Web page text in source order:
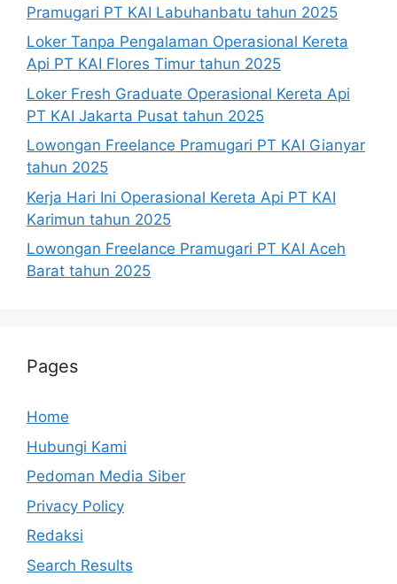
Pramugari PT KAI Labuhanbatu tahun 2025
Loker Tanpa Pengalaman Operasional Kereta
Api PT KAI Flores Timur tahun 2025
Loker Fresh Graduate Operasional Kereta Api
PT KAI Jakarta Pusat tahun 2025
Lowongan Freelance Pramugari PT KAI Gianyar
tahun 2025
Kerja Hari Ini Operasional Kereta Api PT KAI
Karimun tahun 2025
Lowongan Freelance Pramugari PT KAI Aceh
Barat tahun 2025
Pages
Home
Hubungi Kami
Pedoman Media Siber
Privacy Policy
Redaksi
Search Results